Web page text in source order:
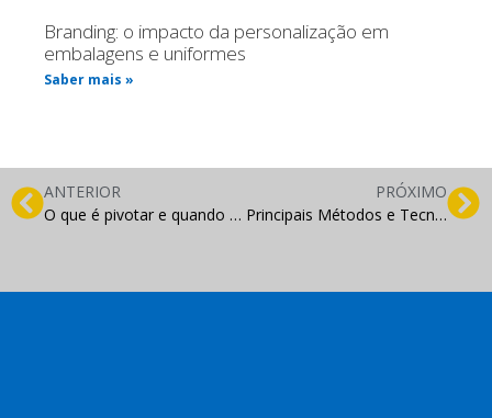
Branding: o impacto da personalização em
embalagens e uniformes
Saber mais »
ANTERIOR
O que é pivotar e quando sua empresa precisa disso
PRÓXIMO
Principais Métodos e Tecnologias Utilizadas na Análise de Sentimentos